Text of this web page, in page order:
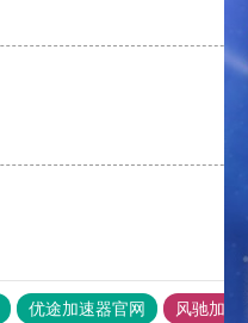
优途加速器官网 风驰加速